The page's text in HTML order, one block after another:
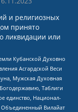
и религиозных
принято
ликвидации или
Кубанской Духовно
Асгардской Веси
Мужская Духовная
Таблиги
единство, Национал-
Объединенный Вилайат